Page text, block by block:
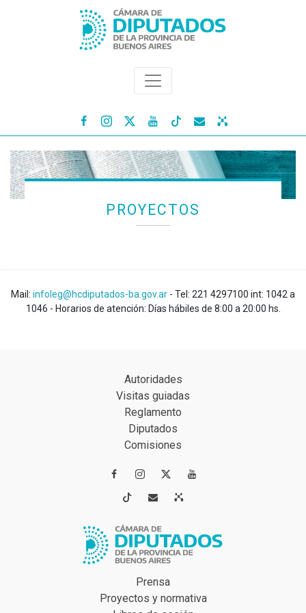
   
PROYECTOS
Mail: infoleg@hcdiputados-ba.gov.ar - Tel: 221 4297100 int: 1042 a
1046 - Horarios de atención: Días hábiles de 8:00 a 20:00 hs.
Autoridades
Visitas guiadas
Reglamento
Diputados
Comisiones
 
 
Prensa
Proyectos y normativa